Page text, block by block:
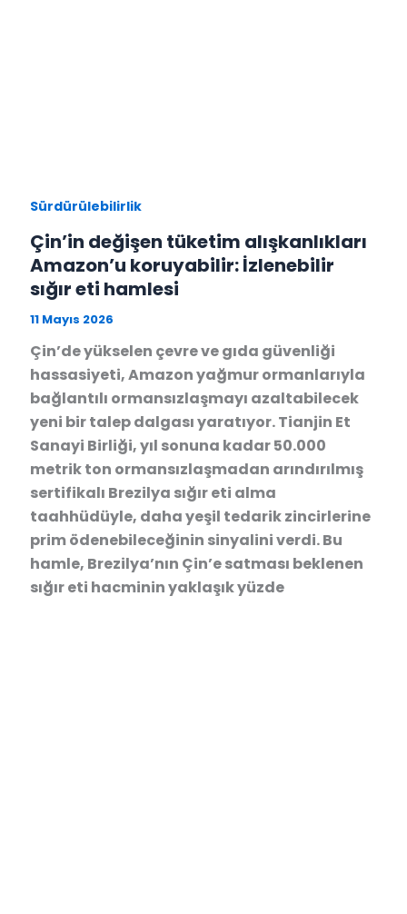
Sürdürülebilirlik
Çin’in değişen tüketim alışkanlıkları
Amazon’u koruyabilir: İzlenebilir
sığır eti hamlesi
11 Mayıs 2026
Çin’de yükselen çevre ve gıda güvenliği
hassasiyeti, Amazon yağmur ormanlarıyla
bağlantılı ormansızlaşmayı azaltabilecek
yeni bir talep dalgası yaratıyor. Tianjin Et
Sanayi Birliği, yıl sonuna kadar 50.000
metrik ton ormansızlaşmadan arındırılmış
sertifikalı Brezilya sığır eti alma
taahhüdüyle, daha yeşil tedarik zincirlerine
prim ödenebileceğinin sinyalini verdi. Bu
hamle, Brezilya’nın Çin’e satması beklenen
sığır eti hacminin yaklaşık yüzde